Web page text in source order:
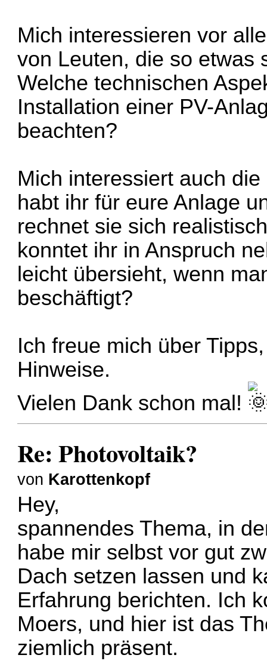
Mich interessieren vor
von Leuten, die so etwas
Welche technischen
Installation einer PV-
beachten?
Mich interessiert auch
habt ihr für eure Anlage
rechnet sie sich
konntet ihr in Anspruch
leicht übersieht, wenn
beschäftigt?
Ich freue mich über
Hinweise.
Vielen Dank schon mal!
Re: Photovoltaik?
von Karottenkopf
Hey,
spannendes Thema, in
habe mir selbst vor gut
Dach setzen lassen und
Erfahrung berichten. Ich
Moers, und hier ist das
ziemlich präsent.